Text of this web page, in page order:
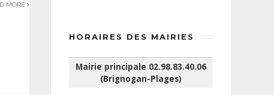
MORE
HORAIRES DES MAIRIES
Mairie principale 02.98.83.40.06
(Brignogan-Plages)